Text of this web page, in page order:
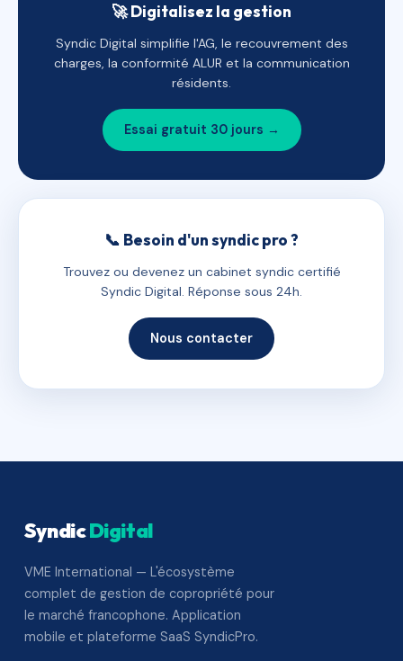
🚀 Digitalisez la gestion
Syndic Digital simplifie l'AG, le recouvrement des
charges, la conformité ALUR et la communication
résidents.
Essai gratuit 30 jours →
📞 Besoin d'un syndic pro ?
Trouvez ou devenez un cabinet syndic certifié
Syndic Digital. Réponse sous 24h.
Nous contacter
SyndicDigital
VME International — L'écosystème
complet de gestion de copropriété pour
le marché francophone. Application
mobile et plateforme SaaS SyndicPro.